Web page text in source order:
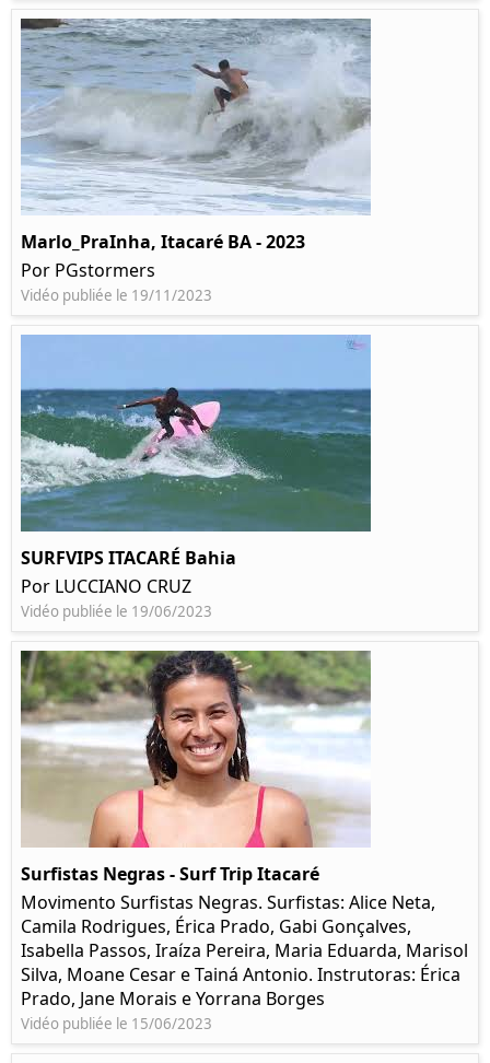
Marlo_PraInha, Itacaré BA - 2023
Por PGstormers
Vidéo publiée le 19/11/2023
SURFVIPS ITACARÉ Bahia
Por LUCCIANO CRUZ
Vidéo publiée le 19/06/2023
Surfistas Negras - Surf Trip Itacaré
Movimento Surfistas Negras. Surfistas: Alice Neta,
Camila Rodrigues, Érica Prado, Gabi Gonçalves,
Isabella Passos, Iraíza Pereira, Maria Eduarda, Marisol
Silva, Moane Cesar e Tainá Antonio. Instrutoras: Érica
Prado, Jane Morais e Yorrana Borges
Vidéo publiée le 15/06/2023